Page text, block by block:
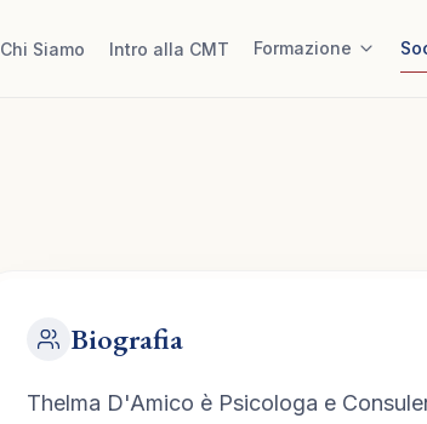
Chi Siamo Intro alla CMT Formazione
Biografia
Thelma D'Amico è Psicologa e